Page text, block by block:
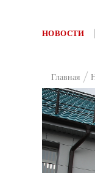
НОВОСТИ
Главная